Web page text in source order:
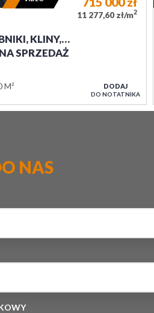
KLINY,…
SPRZEDAŻ
M²
11 277,60 zł/m2
DODAJ
DO NOTATNIKA
NAS